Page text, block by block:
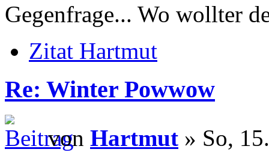
Gegenfrage... Wo wollter
Zitat Hartmut
Re: Winter Powwow
von Hartmut » So,